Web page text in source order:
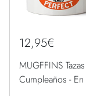
12,95€
MUGFFINS
Cumpleaños - En